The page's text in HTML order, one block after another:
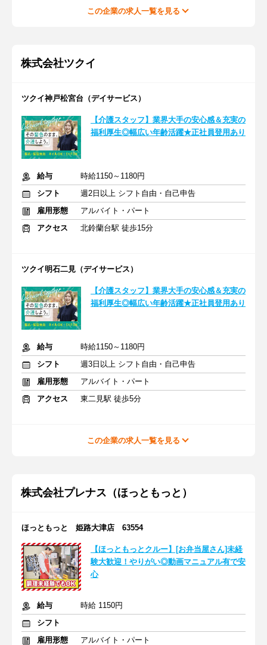
この企業の求人一覧を見る
株式会社ツクイ
ツクイ神戸松宮台（デイサービス）
【介護スタッフ】業界大手の安心感＆充実の
福利厚生◎幅広い年齢活躍★正社員登用あり
給与
時給1150～1180円
シフト
週2日以上 シフト自由・自己申告
雇用形態
アルバイト・パート
アクセス
北鈴蘭台駅 徒歩15分
ツクイ明石二見（デイサービス）
【介護スタッフ】業界大手の安心感＆充実の
福利厚生◎幅広い年齢活躍★正社員登用あり
給与
時給1150～1180円
シフト
週3日以上 シフト自由・自己申告
雇用形態
アルバイト・パート
アクセス
東二見駅 徒歩5分
この企業の求人一覧を見る
株式会社プレナス（ほっともっと）
ほっともっと 姫路大津店 63554
【ほっともっとクルー】[お弁当屋さん]未経
験大歓迎！やりがい◎動画マニュアル有で安
心
給与
時給 1150円
シフト
雇用形態
アルバイト・パート